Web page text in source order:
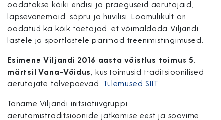
oodatakse kõiki endisi ja praeguseid aerutajaid,
lapsevanemaid, sõpru ja huvilisi. Loomulikult on
oodatud ka kõik toetajad, et võimaldada Viljandi
lastele ja sportlastele parimad treenimistingimused.
Esimene Viljandi 2016 aasta võistlus toimus 5.
märtsil Vana-Võidus , kus toimusid traditsioonilised
aerutajate talvepäevad. Tulemused SIIT
Täname Viljandi initsiatiivgruppi
aerutamistraditsioonide jätkamise eest ja soovime